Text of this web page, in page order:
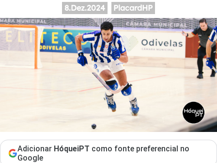
8.Dez.2024 PlacardHP
Adicionar HóqueiPT como fonte preferencial no
Google